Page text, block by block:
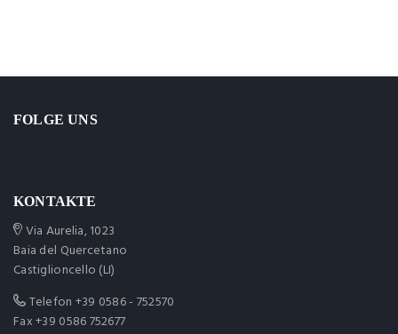
FOLGE UNS
KONTAKTE
Via Aurelia, 1023
Baia del Quercetano
Castiglioncello (LI)
Telefon +39 0586 - 752570
Fax +39 0586 752677